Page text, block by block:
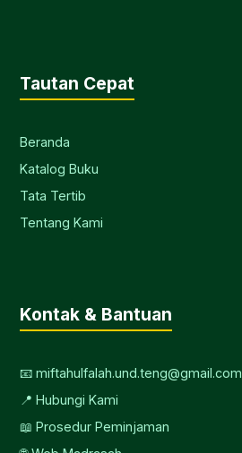
Tautan Cepat
Beranda
Katalog Buku
Tata Tertib
Tentang Kami
Kontak & Bantuan
📧 miftahulfalah.und.teng@gmail.com
📍 Hubungi Kami
📖 Prosedur Peminjaman